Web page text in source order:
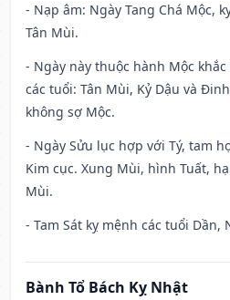
- Nạp âm: Ngày Tang Chá Mộc,
Tân Mùi.
- Ngày này thuộc hành Mộc
các tuổi: Tân Mùi, Kỷ Dậu và
không sợ Mộc.
- Ngày Sửu lục hợp với Tý, tam
Kim cục. Xung Mùi, hình Tuất,
Mùi.
- Tam Sát kỵ mệnh các tuổi Dần,
Bành Tổ Bách Kỵ Nhật